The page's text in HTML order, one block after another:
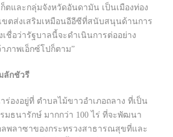
ตและกลุ่มจังหวัดอันดามัน เป็นเมืองท่อง
ขตส่งเสริมเหมือนอีอีซีที่สนับสนุนด้านการ
ชื่อว่ารัฐบาลนี้จะดำเนินการต่ออย่าง
ภาพเอ็กซ์โปก็ตาม”
ลักชัวรี
องอยู่ที่ ตำบลไม้ขาวอำเภอถลาง ที่เป็น
ธนารักษ์ มากกว่า 100 ไร่ ที่จะพัฒนา
ลพลาซาของกระทรวงสาธารณสุขที่และ